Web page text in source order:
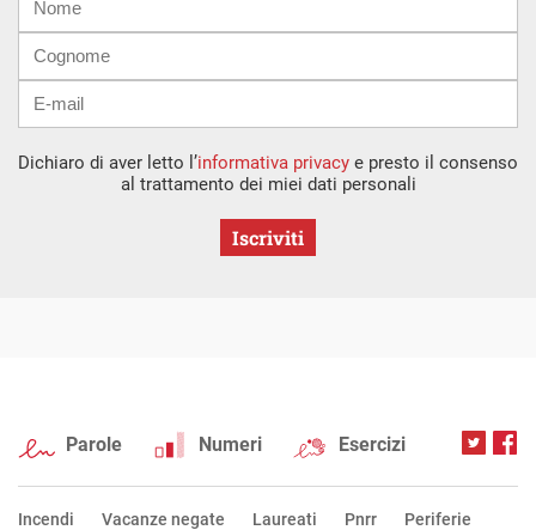
mail
Dichiaro di aver letto l’informativa privacy e presto il consenso
al trattamento dei miei dati personali
Iscriviti
Parole Numeri Esercizi
Incendi Vacanze negate Laureati Pnrr Periferie